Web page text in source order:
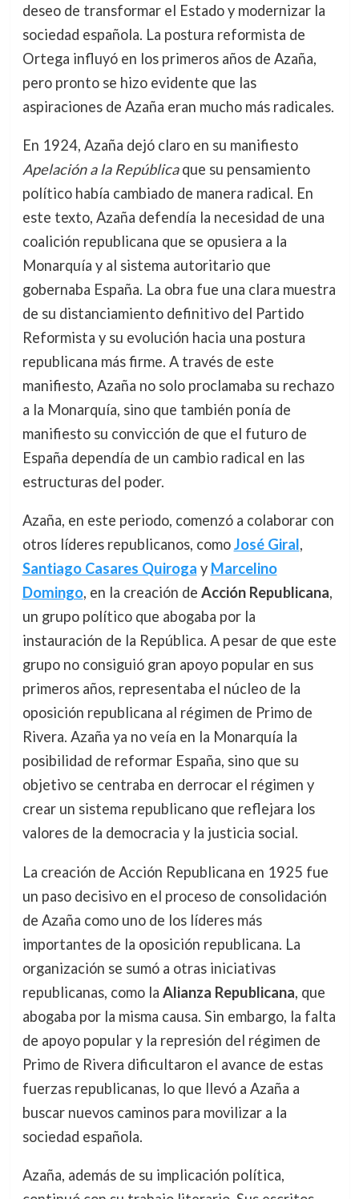
deseo de transformar el Estado y modernizar la
sociedad española. La postura reformista de
Ortega influyó en los primeros años de Azaña,
pero pronto se hizo evidente que las
aspiraciones de Azaña eran mucho más radicales.
En 1924, Azaña dejó claro en su manifiesto
Apelación a la Repúblicaque su pensamiento
político había cambiado de manera radical. En
este texto, Azaña defendía la necesidad de una
coalición republicana que se opusiera a la
Monarquía y al sistema autoritario que
gobernaba España. La obra fue una clara muestra
de su distanciamiento definitivo del Partido
Reformista y su evolución hacia una postura
republicana más firme. A través de este
manifiesto, Azaña no solo proclamaba su rechazo
a la Monarquía, sino que también ponía de
manifiesto su convicción de que el futuro de
España dependía de un cambio radical en las
estructuras del poder.
Azaña, en este periodo, comenzó a colaborar con
otros líderes republicanos, comoJosé Giral,
Santiago Casares Quiroga y Marcelino
Domingo, en la creación de Acción Republicana,
un grupo político que abogaba por la
instauración de la República. A pesar de que este
grupo no consiguió gran apoyo popular en sus
primeros años, representaba el núcleo de la
oposición republicana al régimen de Primo de
Rivera. Azaña ya no veía en la Monarquía la
posibilidad de reformar España, sino que su
objetivo se centraba en derrocar el régimen y
crear un sistema republicano que reflejara los
valores de la democracia y la justicia social.
La creación de Acción Republicana en 1925 fue
un paso decisivo en el proceso de consolidación
de Azaña como uno de los líderes más
importantes de la oposición republicana. La
organización se sumó a otras iniciativas
republicanas, como la Alianza Republicana, que
abogaba por la misma causa. Sin embargo, la falta
de apoyo popular y la represión del régimen de
Primo de Rivera dificultaron el avance de estas
fuerzas republicanas, lo que llevó a Azaña a
buscar nuevos caminos para movilizar a la
sociedad española.
Azaña, además de su implicación política,